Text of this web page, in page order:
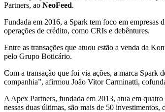
Partners, ao NeoFeed.
Fundada em 2016, a Spark tem foco em empresas
operações de crédito, como CRIs e debêntures.
Entre as transações que atuou estão a venda da
pelo Grupo Boticário.
Com a transação que foi via ações, a marca Spark
companhia”, afirmou João Vitor Carminatti,
A Apex Partners, fundada em 2013, atua em
nessas duas últimas, são mais de 50 investimentos,